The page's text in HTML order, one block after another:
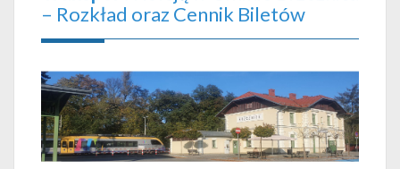
– Rozkład oraz Cennik Biletów